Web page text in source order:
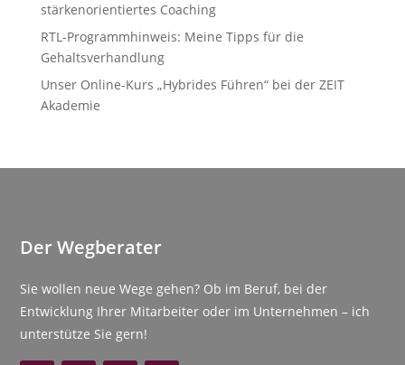
stärkenorientiertes Coaching
RTL-Programmhinweis: Meine Tipps für die
Gehaltsverhandlung
Unser Online-Kurs „Hybrides Führen“ bei der ZEIT
Akademie
Der Wegberater
Sie wollen neue Wege gehen? Ob im Beruf, bei der
Entwicklung Ihrer Mitarbeiter oder im Unternehmen – ich
unterstütze Sie gern!